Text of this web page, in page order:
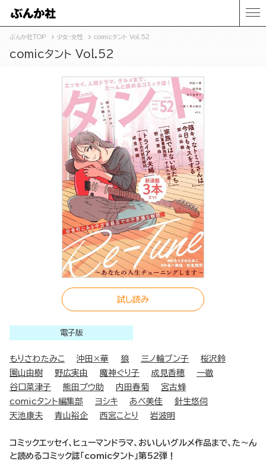
ぶんか社TOP 少女・女性 comicタント Vol.52
comicタント Vol.52
試し読み
電子版
もりさわたみこ 沖田×華 狼 三ノ輪ブン子
桜沢鈴
園山由樹
野広実由 魔神ぐり子 成見香穂
一徹
谷口菜津子
熊田プウ助 内田春菊
宮古蜂
comicタント編集部
ヨシキ あべ美佳
針生悠伺
天池康夫
青山裕企 西宮ことり 岩波明
コミックエッセイ、ヒューマンドラマ、おいしいグルメ作品まで、た～ん
と読めるコミック誌「comicタント」第52弾！